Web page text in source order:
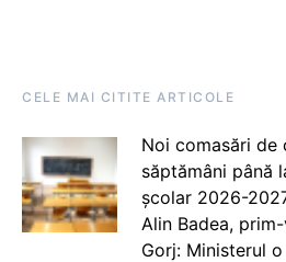
CELE MAI CITITE ARTICOLE
Noi comasări de
săptămâni până
școlar 2026-
Alin Badea,
Gorj: Ministerul